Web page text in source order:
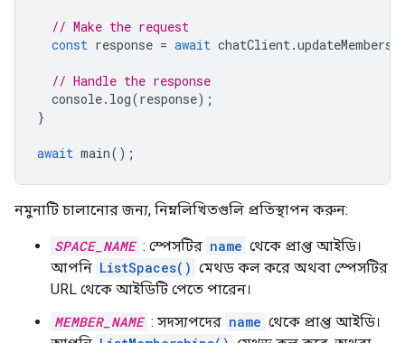
// Make the request
const response = await chatClient.
// Handle the response
console. log(response);
}
await main();
নমুনাটি চালানোর জন্য, নিম্নলিখিতগুলি প্রতিস্থাপন করুন:
SPACE_NAME : স্পেসটির name থেকে প্রাপ্ত আইডি।
আপনি ListSpaces() মেথড কল করে অথবা স্পেসটির
URL থেকে আইডিটি পেতে পারেন।
MEMBER_NAME : সদস্যপদের name থেকে প্রাপ্ত আইডি।